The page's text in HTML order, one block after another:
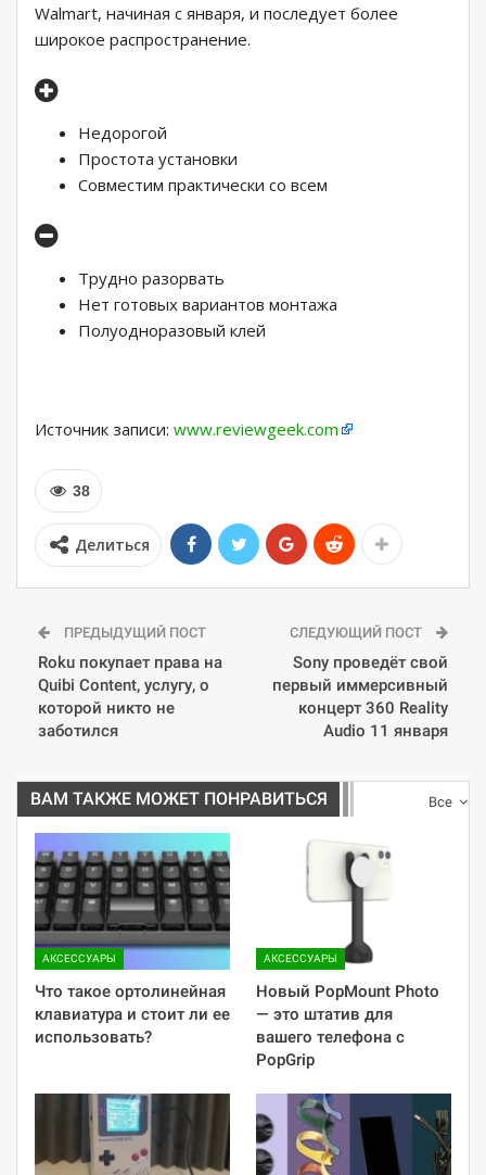
Walmart, начиная с января, и последует более
широкое распространение.
Недорогой
Простота установки
Совместим практически со всем
Трудно разорвать
Нет готовых вариантов монтажа
Полуодноразовый клей
Источник записи: www.reviewgeek.com
38
Делиться
ПРЕДЫДУЩИЙ ПОСТ
Roku покупает права на
Quibi Content, услугу, о
которой никто не
заботился
СЛЕДУЮЩИЙ ПОСТ
Sony проведёт свой
первый иммерсивный
концерт 360 Reality
Audio 11 января
Все
ВАМ ТАКЖЕ МОЖЕТ ПОНРАВИТЬСЯ
АКСЕССУАРЫ
Что такое ортолинейная
клавиатура и стоит ли ее
использовать?
АКСЕССУАРЫ
Новый PopMount Photo
— это штатив для
вашего телефона с
PopGrip